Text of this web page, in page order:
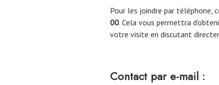
Pour les joindre par téléphone,
00. Cela vous permettra
votre visite en discutant
Contact par e-mail :